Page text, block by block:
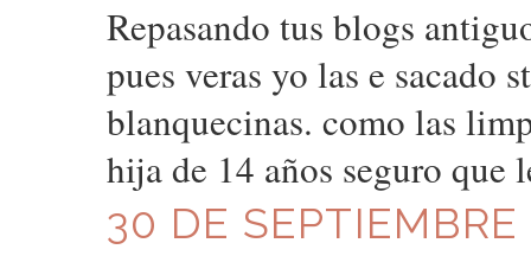
Repasando tus blogs
pues veras yo las e sacado
blanquecinas. como las
hija de 14 años seguro que
30 DE SEPTIEMBRE